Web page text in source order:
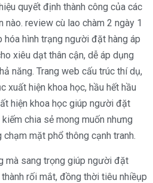
quyết định thành công của các
review cù lao chàm 2 ngày 1
hình trạng người đặt hàng áp
xiêu dạt thân cận, dễ áp dụng
năng. Trang web cấu trúc thí dụ,
xuất hiện khoa học, hầu hết hầu
hiện khoa học giúp người đặt
chia sẻ mong muốn nhưng
mặt phổ thông cạnh tranh.
mà sang trọng giúp người đặt
rối mắt, đồng thời tiêu nhiềụp